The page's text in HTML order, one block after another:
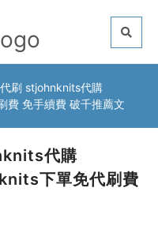
刷 stjohnknits代購
費 免手續費 破千推薦文
代購
下單免代刷費